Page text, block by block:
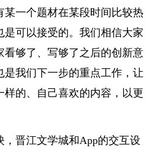
某一个题材在某段时间比较热
是可以接受的。我们相信大家
看够了、写够了之后的创新意
是我们下一步的重点工作，让
的、自己喜欢的内容，以更
晋江文学城和App的交互设